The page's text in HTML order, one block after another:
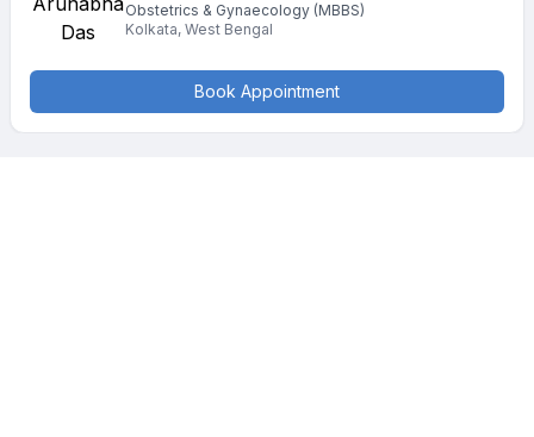
Obstetrics & Gynaecology (MBBS)
Kolkata, West Bengal
Book Appointment